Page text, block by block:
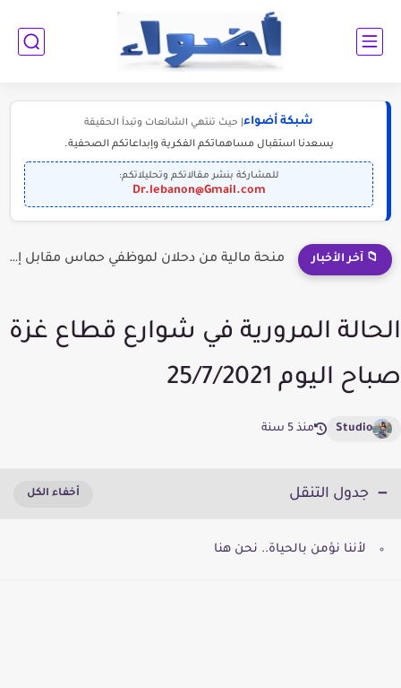
شبكة أضواء | حيث تنتهي الشائعات وتبدأ الحقيقة
يسعدنا استقبال مساهماتكم الفكرية وإبداعاتكم الصحفية.
للمشاركة بنشر مقالاتكم وتحليلاتكم:
Dr.lebanon@Gmail.com
📁 آخر الأخبار إلى الناجحين في الثانوية العامة: أبرز التخصصات المطلوبة للمستقبل (2030-2050)
الحالة المرورية في شوارع قطاع غزة
صباح اليوم 25/7/2021
Studio منذ 5 سنة
جدول التنقل
لأننا نؤمن بالحياة.. نحن هنا